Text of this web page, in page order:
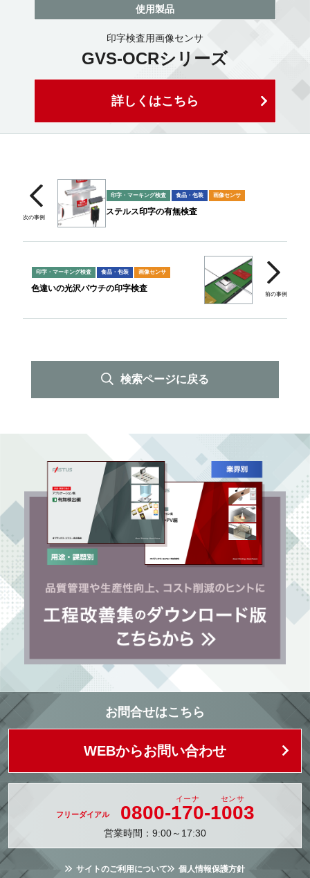
使用製品
印字検査用画像センサ
GVS-OCRシリーズ
詳しくはこちら
印字・マーキング検査 食品・包装 画像センサ
ステルス印字の有無検査
印字・マーキング検査 食品・包装 画像センサ
色違いの光沢パウチの印字検査
検索ページに戻る
お問合せはこちら
WEBからお問い合わせ
0800-170-1003
営業時間：9:00～17:30
サイトのご利用について 個人情報保護方針